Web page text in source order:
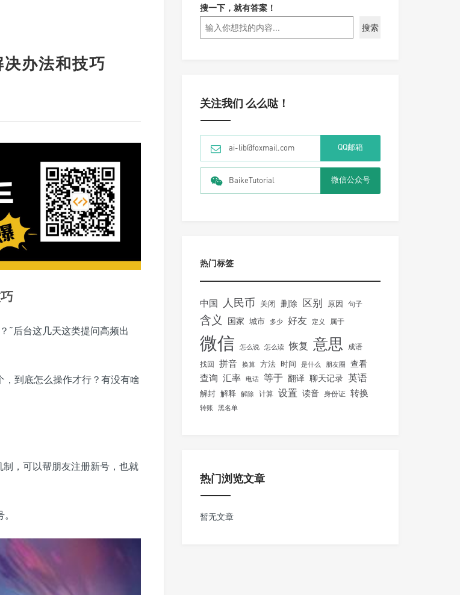
办法和技巧
”后台这几天这类提问高频出
到底怎么操作才行？有没有啥
，可以帮朋友注册新号，也就
搜一下，就有答案！
搜索
关注我们 么么哒！
ai-lib@foxmail.com QQ邮箱
BaikeTutorial 微信公众号
热门标签
中国 人民币 关闭 删除 区别 原因 句子
含义 国家 城市 多少 好友 定义 属于
微信 怎么说 怎么读 恢复 意思 成语
找回 拼音 换算 方法 时间 是什么 朋友圈 查看
查询 汇率 电话 等于 翻译 聊天记录 英语
解封 解释 解除 计算 设置 读音 身份证 转换
转账 黑名单
热门浏览文章
暂无文章